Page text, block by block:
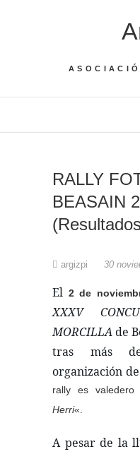
RALLY
BEASAIN
argizpi 30
El 2 de
XXXV
MORCILLAde
tras más
organización
rally es
Herri«.
A pesar de la